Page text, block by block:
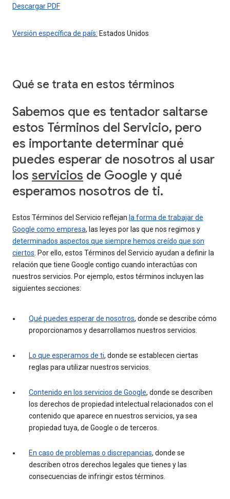
Descargar PDF
Versión específica de país: Estados Unidos
Qué se trata en estos términos
Sabemos que es tentador saltarse
estos Términos del Servicio, pero
es importante determinar qué
puedes esperar de nosotros al usar
los servicios de Google y qué
esperamos nosotros de ti.
Estos Términos del Servicio reflejan la forma de trabajar de
Google como empresa, las leyes por las que nos regimos y
determinados aspectos que siempre hemos creído que son
ciertos . Por ello, estos Términos del Servicio ayudan a definir la
relación que tiene Google contigo cuando interactúas con
nuestros servicios. Por ejemplo, estos términos incluyen las
siguientes secciones:
Qué puedes esperar de nosotros, donde se describe cómo
proporcionamos y desarrollamos nuestros servicios.
Lo que esperamos de ti, donde se establecen ciertas
reglas para utilizar nuestros servicios.
Contenido en los servicios de Google, donde se describen
los derechos de propiedad intelectual relacionados con el
contenido que aparece en nuestros servicios, ya sea
propiedad tuya, de Google o de terceros.
En caso de problemas o discrepancias, donde se
describen otros derechos legales que tienes y las
consecuencias de infringir estos términos.